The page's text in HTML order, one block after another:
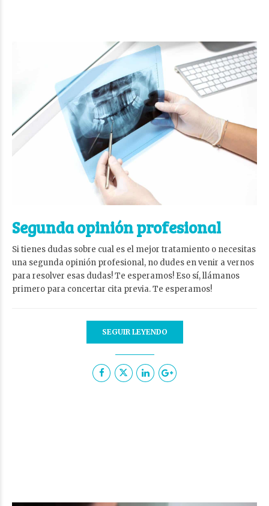
Segunda opinión profesional
Si tienes dudas sobre cual es el mejor tratamiento o necesitas
una segunda opinión profesional, no dudes en venir a vernos
para resolver esas dudas! Te esperamos! Eso sí, llámanos
primero para concertar cita previa. Te esperamos!
SEGUIR LEYENDO